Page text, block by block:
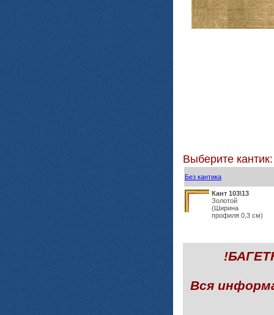
Выберите кантик:
Без кантика
Кант 103\13
Золотой
(Ширина
профиля 0,3 см)
Вся